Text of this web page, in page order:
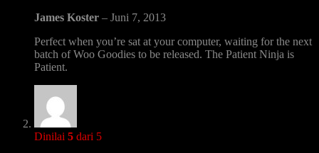
James Koster – Juni 7, 2013
Perfect when you’re sat at your computer, waiting for the next
batch of Woo Goodies to be released. The Patient Ninja is
Patient.
Dinilai 5 dari 5